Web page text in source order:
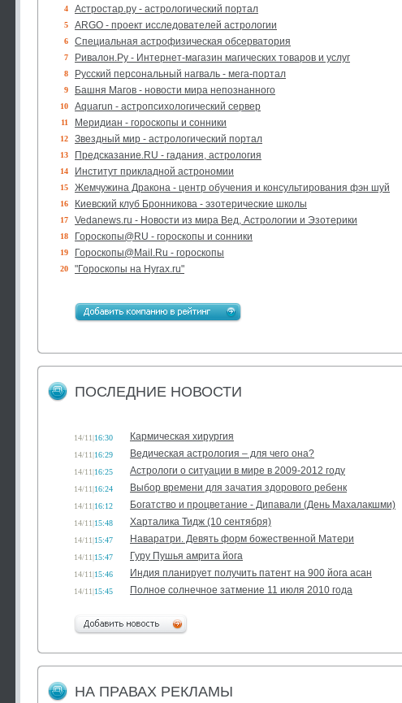
4 Астростар.ру - астрологический портал
5 ARGO - проект исследователей астрологии
6 Специальная астрофизическая обсерватория
7 Ривалон.Ру - Интернет-магазин магических товаров и услуг
8 Русский персональный нагваль - мега-портал
9 Башня Магов - новости мира непознанного
10 Aquarun - астропсихологический сервер
11 Меридиан - гороскопы и сонники
12 Звездный мир - астрологический портал
13 Предсказание.RU - гадания, астрология
14 Институт прикладной астрономии
15 Жемчужина Дракона - центр обучения и консультирования фэн шуй
16 Киевский клуб Бронникова - эзотерические школы
17 Vedanews.ru - Новости из мира Вед, Астрологии и Эзотерики
18 Гороскопы@RU - гороскопы и сонники
19 Гороскопы@Mail.Ru - гороскопы
20 "Гороскопы на Hyrax.ru"
ПОСЛЕДНИЕ НОВОСТИ
14/11|16:30 Кармическая хирургия
14/11|16:29 Ведическая астрология – для чего она?
14/11|16:25 Астрологи о ситуации в мире в 2009-2012 году
14/11|16:24 Выбор времени для зачатия здорового ребенк
14/11|16:12 Богатство и процветание - Дипавали (День Махалакшми)
14/11|15:48 Харталика Тидж (10 сентября)
14/11|15:47 Наваратри. Девять форм божественной Матери
14/11|15:47 Гуру Пушья амрита йога
14/11|15:46 Индия планирует получить патент на 900 йога асан
14/11|15:45 Полное солнечное затмение 11 июля 2010 года
НА ПРАВАХ РЕКЛАМЫ